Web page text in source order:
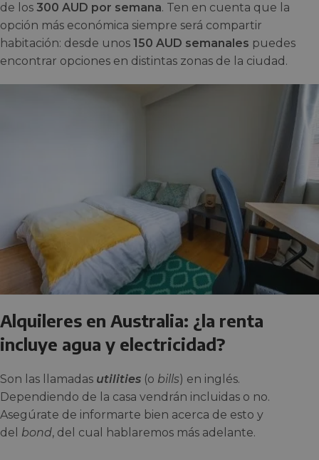
de los 300 AUD por semana. Ten en cuenta que la
opción más económica siempre será compartir
habitación: desde unos 150 AUD semanales puedes
encontrar opciones en distintas zonas de la ciudad.
Alquileres en Australia: ¿la renta
incluye agua y electricidad?
Son las llamadas utilities (o bills) en inglés.
Dependiendo de la casa vendrán incluidas o no.
Asegúrate de informarte bien acerca de esto y
del bond, del cual hablaremos más adelante.